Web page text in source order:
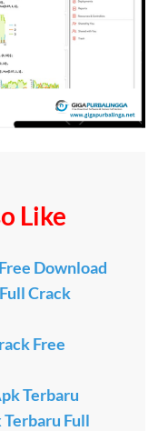
Like
Download
Crack
Free
Terbaru
Full